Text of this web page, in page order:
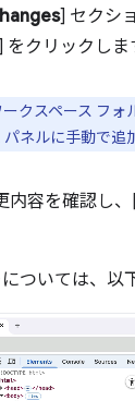
] セクシ
をクリックしま
クスペース フ
パネルに手動で追
内容を確認し
ついては、以